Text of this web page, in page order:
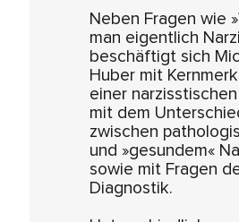
Neben Fragen wie
man eigentlich
beschäftigt sich
Huber mit
einer
mit dem
zwischen
und »gesundem«
sowie mit Fragen
Diagnostik.